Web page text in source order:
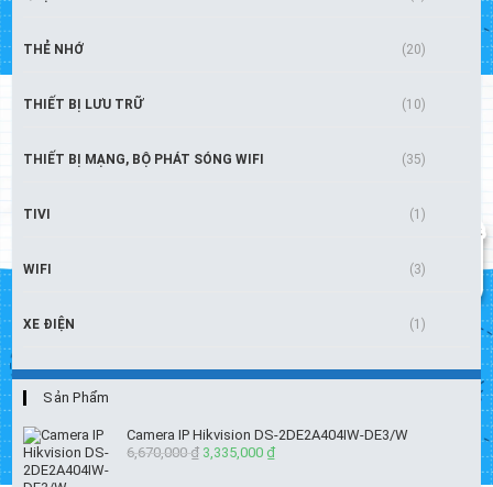
THẺ NHỚ (20)
THIẾT BỊ LƯU TRỮ (10)
THIẾT BỊ MẠNG, BỘ PHÁT SÓNG WIFI (35)
TIVI (1)
WIFI (3)
XE ĐIỆN (1)
Sản Phẩm
Camera IP Hikvision DS-2DE2A404IW-DE3/W
6,670,000₫ Giá
3,335,000 ₫Giá